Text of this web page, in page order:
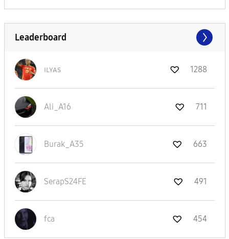
Leaderboard
ɪʟʏᴀs 1288
Ali_A16 711
Burak_A35 663
SerapS24FE 491
fca 454